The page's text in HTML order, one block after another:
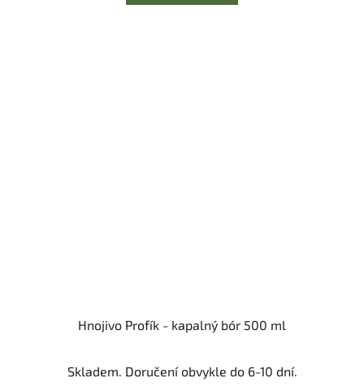
Hnojivo Profík - kapalný bór 500 ml
Skladem. Doručení obvykle do 6-10 dní.